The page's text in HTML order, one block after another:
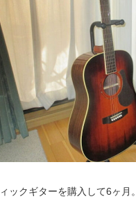
ックギターを購入して6ヶ月。